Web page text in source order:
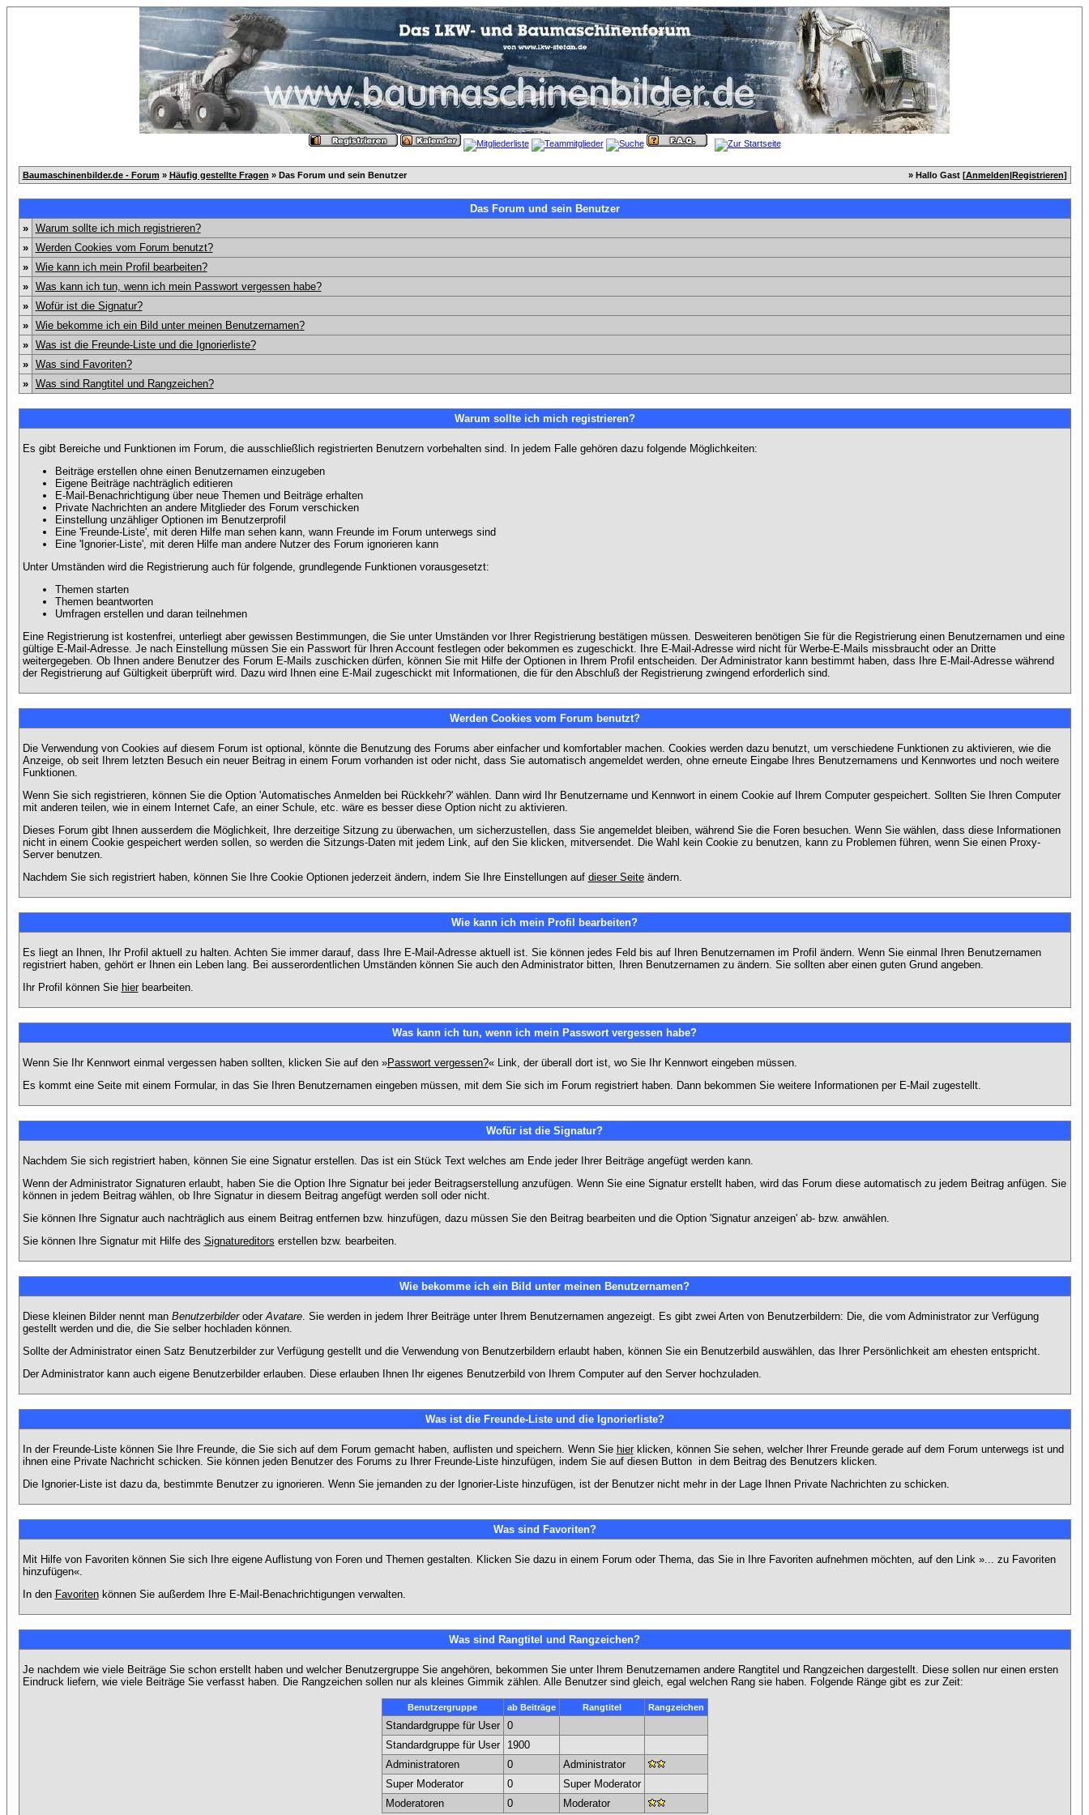
Baumaschinenbilder.de - Forum » Häufig gestellte Fragen » Das Forum und sein Benutzer » Hallo Gast [Anmelden|Registrieren]
Das Forum und sein Benutzer
»
Warum sollte ich mich registrieren?
»
Werden Cookies vom Forum benutzt?
»
Wie kann ich mein Profil bearbeiten?
»
Was kann ich tun, wenn ich mein Passwort vergessen habe?
»
Wofür ist die Signatur?
»
Wie bekomme ich ein Bild unter meinen Benutzernamen?
»
Was ist die Freunde-Liste und die Ignorierliste?
»
Was sind Favoriten?
»
Was sind Rangtitel und Rangzeichen?
Warum sollte ich mich registrieren?
Es gibt Bereiche und Funktionen im Forum, die ausschließlich registrierten Benutzern vorbehalten sind. In jedem Falle gehören dazu folgende Möglichkeiten:
Beiträge erstellen ohne einen Benutzernamen einzugeben
Eigene Beiträge nachträglich editieren
E-Mail-Benachrichtigung über neue Themen und Beiträge erhalten
Private Nachrichten an andere Mitglieder des Forum verschicken
Einstellung unzähliger Optionen im Benutzerprofil
Eine 'Freunde-Liste', mit deren Hilfe man sehen kann, wann Freunde im Forum unterwegs sind
Eine 'Ignorier-Liste', mit deren Hilfe man andere Nutzer des Forum ignorieren kann
Unter Umständen wird die Registrierung auch für folgende, grundlegende Funktionen vorausgesetzt:
Themen starten
Themen beantworten
Umfragen erstellen und daran teilnehmen
Eine Registrierung ist kostenfrei, unterliegt aber gewissen Bestimmungen, die Sie unter Umständen vor Ihrer Registrierung bestätigen müssen. Desweiteren benötigen Sie für die Registrierung einen Benutzernamen und eine
gültige E-Mail-Adresse. Je nach Einstellung müssen Sie ein Passwort für Ihren Account festlegen oder bekommen es zugeschickt. Ihre E-Mail-Adresse wird nicht für Werbe-E-Mails missbraucht oder an Dritte
weitergegeben. Ob Ihnen andere Benutzer des Forum E-Mails zuschicken dürfen, können Sie mit Hilfe der Optionen in Ihrem Profil entscheiden. Der Administrator kann bestimmt haben, dass Ihre E-Mail-Adresse während
der Registrierung auf Gültigkeit überprüft wird. Dazu wird Ihnen eine E-Mail zugeschickt mit Informationen, die für den Abschluß der Registrierung zwingend erforderlich sind.
Werden Cookies vom Forum benutzt?
Die Verwendung von Cookies auf diesem Forum ist optional, könnte die Benutzung des Forums aber einfacher und komfortabler machen. Cookies werden dazu benutzt, um verschiedene Funktionen zu aktivieren, wie die
Anzeige, ob seit Ihrem letzten Besuch ein neuer Beitrag in einem Forum vorhanden ist oder nicht, dass Sie automatisch angemeldet werden, ohne erneute Eingabe Ihres Benutzernamens und Kennwortes und noch weitere
Funktionen.
Wenn Sie sich registrieren, können Sie die Option 'Automatisches Anmelden bei Rückkehr?' wählen. Dann wird Ihr Benutzername und Kennwort in einem Cookie auf Ihrem Computer gespeichert. Sollten Sie Ihren Computer
mit anderen teilen, wie in einem Internet Cafe, an einer Schule, etc. wäre es besser diese Option nicht zu aktivieren.
Dieses Forum gibt Ihnen ausserdem die Möglichkeit, Ihre derzeitige Sitzung zu überwachen, um sicherzustellen, dass Sie angemeldet bleiben, während Sie die Foren besuchen. Wenn Sie wählen, dass diese Informationen
nicht in einem Cookie gespeichert werden sollen, so werden die Sitzungs-Daten mit jedem Link, auf den Sie klicken, mitversendet. Die Wahl kein Cookie zu benutzen, kann zu Problemen führen, wenn Sie einen Proxy-
Server benutzen.
Nachdem Sie sich registriert haben, können Sie Ihre Cookie Optionen jederzeit ändern, indem Sie Ihre Einstellungen auf dieser Seiteändern.
Wie kann ich mein Profil bearbeiten?
Es liegt an Ihnen, Ihr Profil aktuell zu halten. Achten Sie immer darauf, dass Ihre E-Mail-Adresse aktuell ist. Sie können jedes Feld bis auf Ihren Benutzernamen im Profil ändern. Wenn Sie einmal Ihren Benutzernamen
registriert haben, gehört er Ihnen ein Leben lang. Bei ausserordentlichen Umständen können Sie auch den Administrator bitten, Ihren Benutzernamen zu ändern. Sie sollten aber einen guten Grund angeben.
Ihr Profil können Sie hierbearbeiten.
Was kann ich tun, wenn ich mein Passwort vergessen habe?
Wenn Sie Ihr Kennwort einmal vergessen haben sollten, klicken Sie auf den »Passwort vergessen?« Link, der überall dort ist, wo Sie Ihr Kennwort eingeben müssen.
Es kommt eine Seite mit einem Formular, in das Sie Ihren Benutzernamen eingeben müssen, mit dem Sie sich im Forum registriert haben. Dann bekommen Sie weitere Informationen per E-Mail zugestellt.
Wofür ist die Signatur?
Nachdem Sie sich registriert haben, können Sie eine Signatur erstellen. Das ist ein Stück Text welches am Ende jeder Ihrer Beiträge angefügt werden kann.
Wenn der Administrator Signaturen erlaubt, haben Sie die Option Ihre Signatur bei jeder Beitragserstellung anzufügen. Wenn Sie eine Signatur erstellt haben, wird das Forum diese automatisch zu jedem Beitrag anfügen. Sie
können in jedem Beitrag wählen, ob Ihre Signatur in diesem Beitrag angefügt werden soll oder nicht.
Sie können Ihre Signatur auch nachträglich aus einem Beitrag entfernen bzw. hinzufügen, dazu müssen Sie den Beitrag bearbeiten und die Option 'Signatur anzeigen' ab- bzw. anwählen.
Sie können Ihre Signatur mit Hilfe des Signatureditors erstellen bzw. bearbeiten.
Wie bekomme ich ein Bild unter meinen Benutzernamen?
Diese kleinen Bilder nennt man BenutzerbilderoderAvatare. Sie werden in jedem Ihrer Beiträge unter Ihrem Benutzernamen angezeigt. Es gibt zwei Arten von Benutzerbildern: Die, die vom Administrator zur Verfügung
gestellt werden und die, die Sie selber hochladen können.
Sollte der Administrator einen Satz Benutzerbilder zur Verfügung gestellt und die Verwendung von Benutzerbildern erlaubt haben, können Sie ein Benutzerbild auswählen, das Ihrer Persönlichkeit am ehesten entspricht.
Der Administrator kann auch eigene Benutzerbilder erlauben. Diese erlauben Ihnen Ihr eigenes Benutzerbild von Ihrem Computer auf den Server hochzuladen.
Was ist die Freunde-Liste und die Ignorierliste?
In der Freunde-Liste können Sie Ihre Freunde, die Sie sich auf dem Forum gemacht haben, auflisten und speichern. Wenn Sie hierklicken, können Sie sehen, welcher Ihrer Freunde gerade auf dem Forum unterwegs ist und
ihnen eine Private Nachricht schicken. Sie können jeden Benutzer des Forums zu Ihrer Freunde-Liste hinzufügen, indem Sie auf diesen Button in dem Beitrag des Benutzers klicken.
Die Ignorier-Liste ist dazu da, bestimmte Benutzer zu ignorieren. Wenn Sie jemanden zu der Ignorier-Liste hinzufügen, ist der Benutzer nicht mehr in der Lage Ihnen Private Nachrichten zu schicken.
Was sind Favoriten?
Mit Hilfe von Favoriten können Sie sich Ihre eigene Auflistung von Foren und Themen gestalten. Klicken Sie dazu in einem Forum oder Thema, das Sie in Ihre Favoriten aufnehmen möchten, auf den Link »... zu Favoriten
hinzufügen«.
In den Favoritenkönnen Sie außerdem Ihre E-Mail-Benachrichtigungen verwalten.
Was sind Rangtitel und Rangzeichen?
Je nachdem wie viele Beiträge Sie schon erstellt haben und welcher Benutzergruppe Sie angehören, bekommen Sie unter Ihrem Benutzernamen andere Rangtitel und Rangzeichen dargestellt. Diese sollen nur einen ersten
Eindruck liefern, wie viele Beiträge Sie verfasst haben. Die Rangzeichen sollen nur als kleines Gimmik zählen. Alle Benutzer sind gleich, egal welchen Rang sie haben. Folgende Ränge gibt es zur Zeit:
Benutzergruppe ab Beiträge Rangtitel Rangzeichen
Standardgruppe für User
0
Standardgruppe für User
1900
Administratoren
0
Administrator
Super Moderator
0
Super Moderator
Moderatoren
0 Moderator